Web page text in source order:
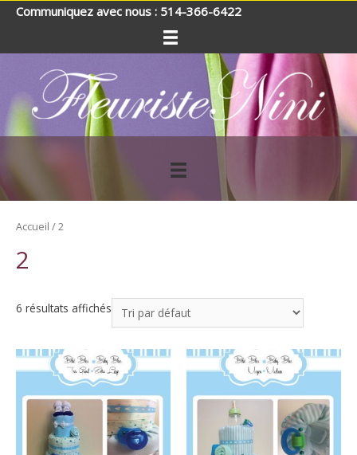
Communiquez avec nous : 514-366-6422
Accueil / 2
2
6 résultats affichés